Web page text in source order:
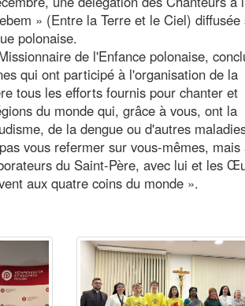
» (Entre la Terre et le Ciel) diffusée
polonaise.
de l'Enfance polonaise,
qui ont participé à l'organisation de la
tous les efforts fournis pour chanter et
du monde qui, grâce à vous, ont la
de la dengue ou d'autres
vous refermer sur vous-mêmes, mais
du Saint-Père, avec lui et les
aux quatre coins du monde ».